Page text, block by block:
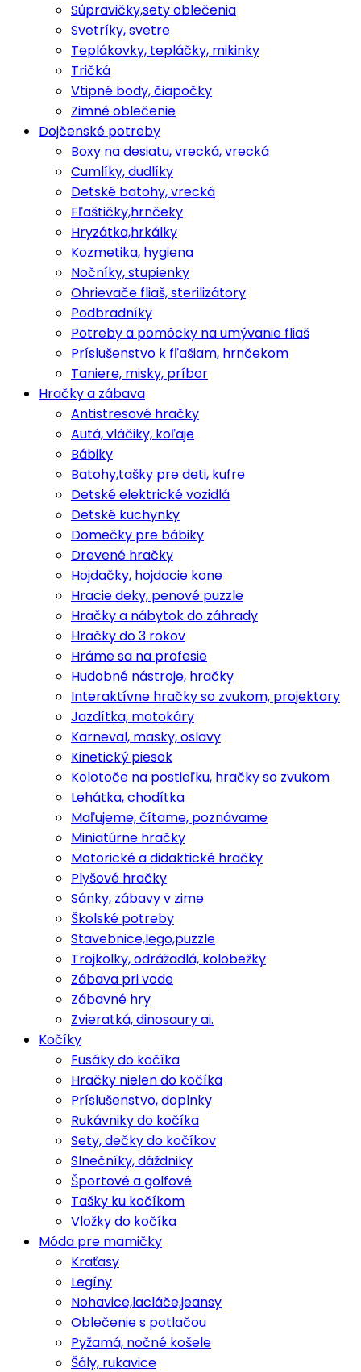
Súpravičky,sety oblečenia
Svetríky, svetre
Teplákovky, tepláčky, mikinky
Tričká
Vtipné body, čiapočky
Zimné oblečenie
Dojčenské potreby
Boxy na desiatu, vrecká, vrecká
Cumlíky, dudlíky
Detské batohy, vrecká
Fľaštičky,hrnčeky
Hryzátka,hrkálky
Kozmetika, hygiena
Nočníky, stupienky
Ohrievače fliaš, sterilizátory
Podbradníky
Potreby a pomôcky na umývanie fliaš
Príslušenstvo k fľašiam, hrnčekom
Taniere, misky, príbor
Hračky a zábava
Antistresové hračky
Autá, vláčiky, koľaje
Bábiky
Batohy,tašky pre deti, kufre
Detské elektrické vozidlá
Detské kuchynky
Domečky pre bábiky
Drevené hračky
Hojdačky, hojdacie kone
Hracie deky, penové puzzle
Hračky a nábytok do záhrady
Hračky do 3 rokov
Hráme sa na profesie
Hudobné nástroje, hračky
Interaktívne hračky so zvukom, projektory
Jazdítka, motokáry
Karneval, masky, oslavy
Kinetický piesok
Kolotoče na postieľku, hračky so zvukom
Lehátka, chodítka
Maľujeme, čítame, poznávame
Miniatúrne hračky
Motorické a didaktické hračky
Plyšové hračky
Sánky, zábavy v zime
Školské potreby
Stavebnice,lego,puzzle
Trojkolky, odrážadlá, kolobežky
Zábava pri vode
Zábavné hry
Zvieratká, dinosaury ai.
Kočíky
Fusáky do kočíka
Hračky nielen do kočíka
Príslušenstvo, doplnky
Rukávniky do kočíka
Sety, dečky do kočíkov
Slnečníky, dáždniky
Športové a golfové
Tašky ku kočíkom
Vložky do kočíka
Móda pre mamičky
Kraťasy
Legíny
Nohavice,lacláče,jeansy
Oblečenie s potlačou
Pyžamá, nočné košele
Šály, rukavice